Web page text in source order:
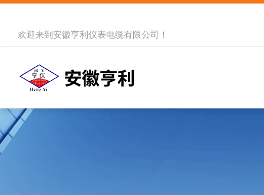
欢迎来到 安徽亨利仪表电缆有限公司 ！